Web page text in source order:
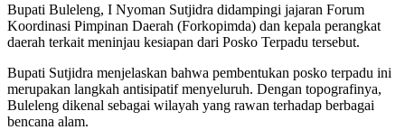
Bupati Buleleng, I Nyoman Sutjidra didampingi jajaran Forum
Koordinasi Pimpinan Daerah (Forkopimda) dan kepala perangkat
daerah terkait meninjau kesiapan dari Posko Terpadu tersebut.
Bupati Sutjidra menjelaskan bahwa pembentukan posko terpadu ini
merupakan langkah antisipatif menyeluruh. Dengan topografinya,
Buleleng dikenal sebagai wilayah yang rawan terhadap berbagai
bencana alam.